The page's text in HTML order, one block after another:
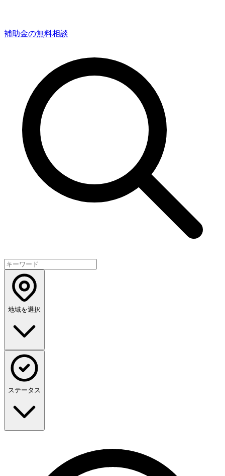
補助金の無料相談
地域を選択
ステータス